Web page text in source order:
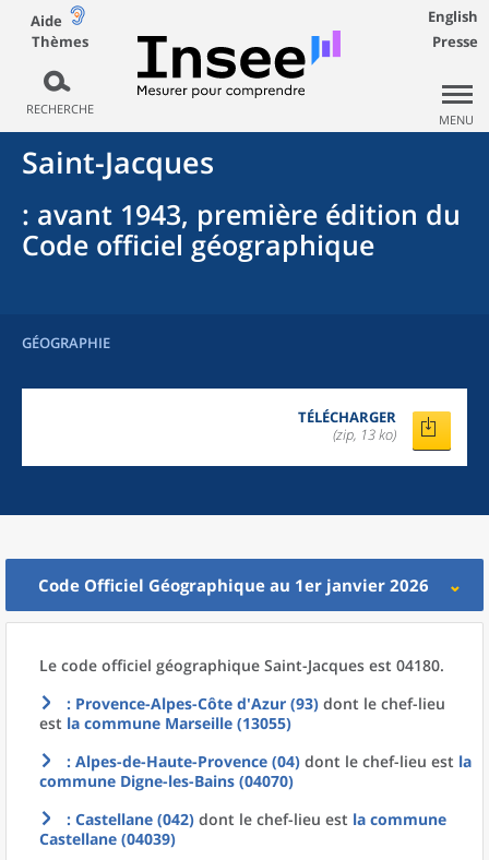
Aide
Thèmes
RECHERCHE
English
Presse
MENU
Saint-Jacques
: avant 1943, première édition du
Code officiel géographique
GÉOGRAPHIE
TÉLÉCHARGER
(zip, 13 ko)
Code Officiel Géographique au 1er janvier 2026
Le code officiel géographique Saint-Jacques est 04180.
: Provence-Alpes-Côte d'Azur (93) dont le chef-lieu
est la commune Marseille (13055)
: Alpes-de-Haute-Provence (04) dont le chef-lieu est la
commune Digne-les-Bains (04070)
: Castellane (042) dont le chef-lieu est la commune
Castellane (04039)